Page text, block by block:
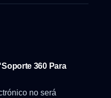
360 Para
no será